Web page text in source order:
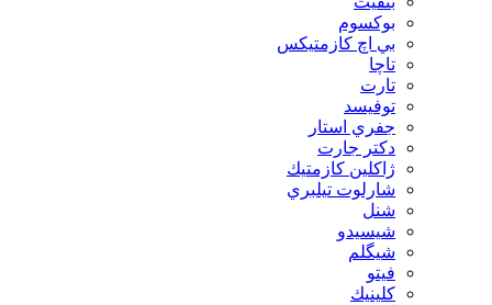
بوكسوم
بي اچ كازمتيكس
تاچا
تارت
توفيسد
جفري استار
دكتر جارت
ژاكلين كازمتيك
شارلوت تيلبري
شنل
شيسيدو
شیگلم
فيتو
كلينيك